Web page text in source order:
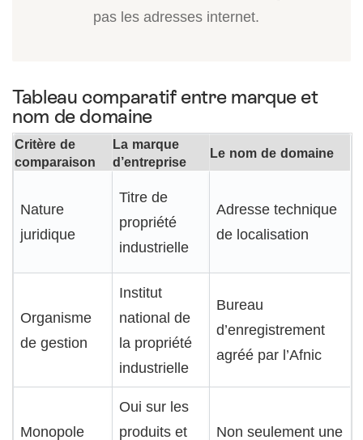
pas les adresses internet.
Tableau comparatif entre marque et
nom de domaine
Critère de
comparaison
La marque
d’entreprise
Le nom de domaine
Nature
juridique
Titre de
propriété
industrielle
Adresse technique
de localisation
Organisme
de gestion
Institut
national de
la propriété
industrielle
Bureau
d’enregistrement
agréé par l’Afnic
Monopole
Oui sur les
produits et
Non seulement une